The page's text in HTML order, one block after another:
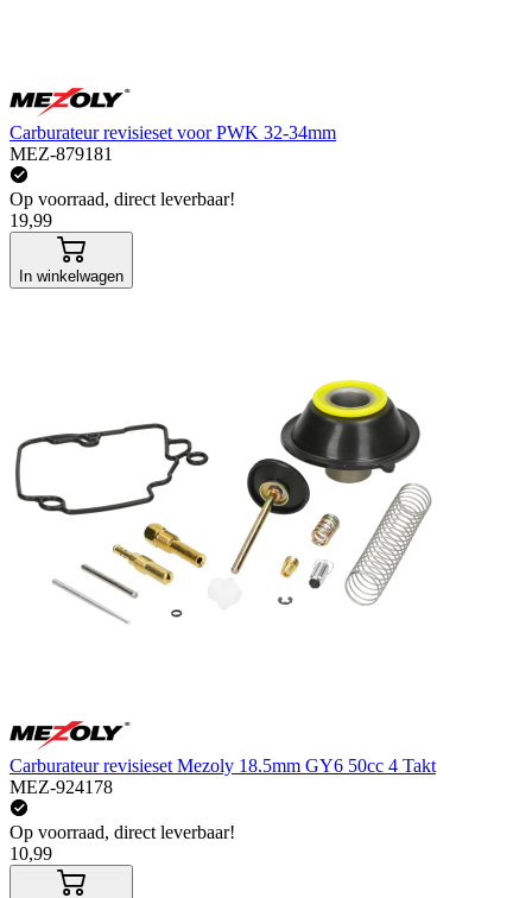
Carburateur revisieset voor PWK 32-34mm
MEZ-879181
Op voorraad, direct leverbaar!
19,99
In winkelwagen
Carburateur revisieset Mezoly 18.5mm GY6 50cc 4 Takt
MEZ-924178
Op voorraad, direct leverbaar!
10,99